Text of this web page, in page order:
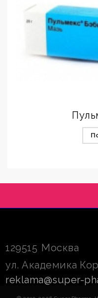
129515 Москва
ул. Академика
reklama@super-